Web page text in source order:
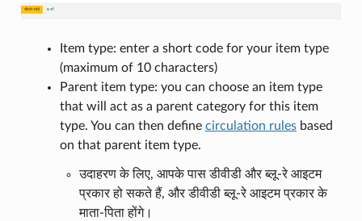
Item type: enter a short code for your item type
(maximum of 10 characters)
Parent item type: you can choose an item type
that will act as a parent category for this item
type. You can then define circulation rulesbased
on that parent item type.
उदाहरण के लिए, आपके पास डीवीडी और ब्लू-रे आइटम
प्रकार हो सकते हैं, और डीवीडी ब्लू-रे आइटम प्रकार के
माता-पिता होंगे।